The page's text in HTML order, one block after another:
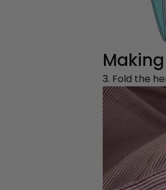
3. Fold the